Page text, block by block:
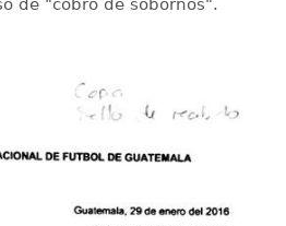
de "cobro de sobornos".